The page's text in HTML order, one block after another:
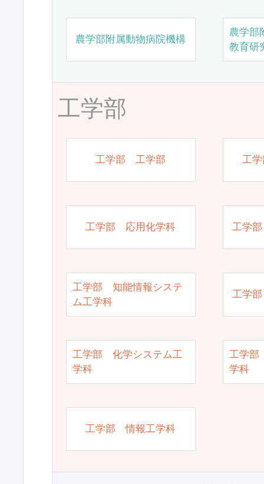
農学部附属動物病院機構
農学部
教育研
工学部
工学部 工学部 工
工学部 応用化学科 工学
工学部 知能情報システ
ム工学科
工学
工学部 化学システム工
学科
工学部
学科
工学部 情報工学科